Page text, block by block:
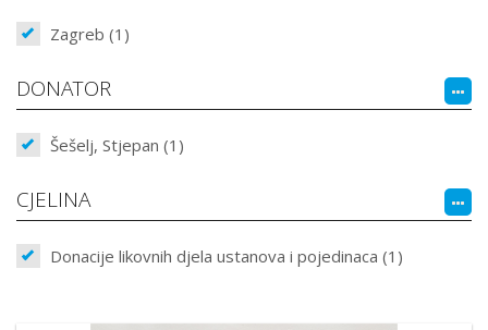
Zagreb (1)
DONATOR
Šešelj, Stjepan (1)
CJELINA
Donacije likovnih djela ustanova i pojedinaca (1)